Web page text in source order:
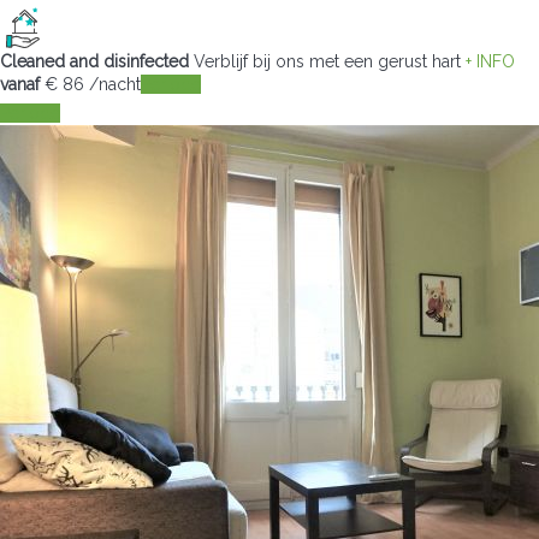
Cleaned and disinfected Verblijf bij ons met een gerust hart + INFO
vanaf€ 86 /nacht